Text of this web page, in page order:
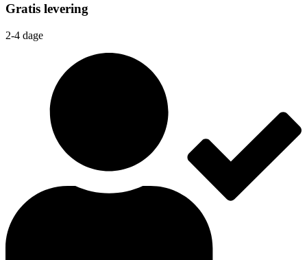
Gratis levering
2-4 dage